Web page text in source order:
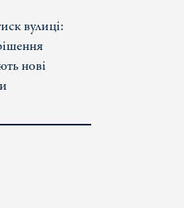
вулиці:
нові